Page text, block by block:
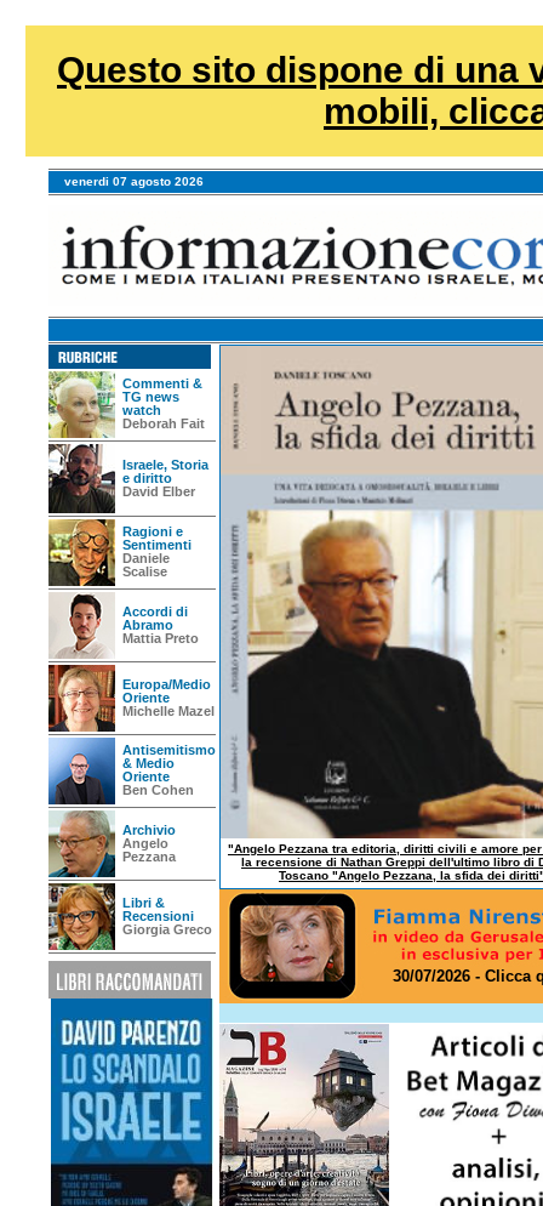
Questo sito dispone di una
mobili,
venerdi 07 agosto 2026
Commenti &
TG news
watch
Deborah Fait
Israele, Storia
e diritto
David Elber
Ragioni e
Sentimenti
Daniele
Scalise
Accordi di
Abramo
Mattia Preto
Europa/Medio
Oriente
Michelle Mazel
Antisemitismo
& Medio
Oriente
Ben Cohen
Archivio
Angelo
Pezzana
Libri &
Recensioni
Giorgia Greco
"Angelo Pezzana tra editoria, diritti civili e amore
la recensione di Nathan Greppi dell'ultimo libro di
Toscano "Angelo Pezzana, la sfida dei
30/07/2026 - Clicca